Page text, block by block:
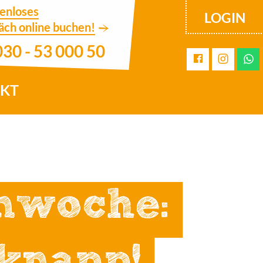
LOGIN
online buchen!
- 53 000 50